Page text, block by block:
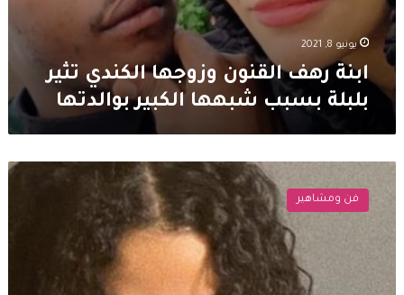
يونيو 8, 2021
ابنة رهف القنون وزوجها الكندي تثير
بلبلة بسبب شبهها الكبير بوالدتها
القنون
تكشف
زوجها
فن ومشاهير